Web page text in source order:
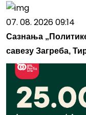
07. 08. 2026 09:14
Сазнања
савезу Загреба,